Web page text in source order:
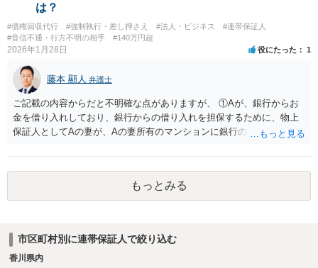
は？
#債権回収代行 #強制執行・差し押さえ #法人・ビジネス
#連帯保証人
#音信不通・行方不明の相手
#140万円超
2026年1月28日 役にたった 1
藤本 顯人 弁護士
ご記載の内容からだと不明確な点がありますが、 ①Aが、銀行からお
金を借り入れしており、銀行からの借り入れを担保するために、物上
保証人としてAの妻が、Aの妻所有のマンションに銀行の根抵当権を入
を担保するために、根抵当権としてAの妻のマンションに根抵当権が設
定されているという可能性 です。 状況からすると、①だと思います。
①だとした場合、現状ですと、Aには全く弁済能力がないので、回収は
非常に厳しいと思われます。
もっとみる
市区町村別に連帯保証人で絞り込む
香川県内